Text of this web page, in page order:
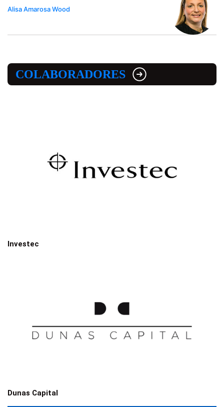
Alisa Amarosa Wood
COLABORADORES
Investec
Dunas Capital